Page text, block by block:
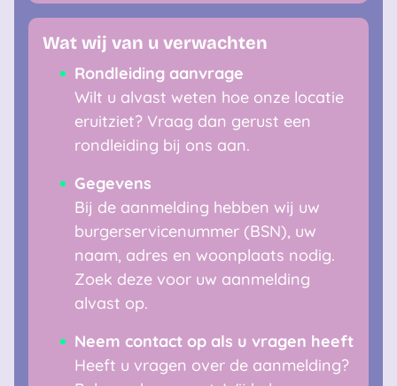
Wat wij van u verwachten
Rondleiding aanvrage
Wilt u alvast weten hoe onze locatie
eruitziet? Vraag dan gerust een
rondleiding bij ons aan.
Gegevens
Bij de aanmelding hebben wij uw
burgerservicenummer (BSN), uw
naam, adres en woonplaats nodig.
Zoek deze voor uw aanmelding
alvast op.
Neem contact op als u vragen heeft
Heeft u vragen over de aanmelding?